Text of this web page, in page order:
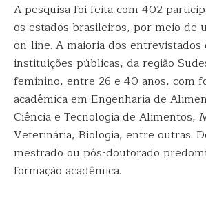
A pesquisa foi feita com 402
os estados brasileiros, por meio de
on-line. A maioria dos entrevistados
instituições públicas, da região
feminino, entre 26 e 40 anos, com
acadêmica em Engenharia de
Ciência e Tecnologia de Alimentos,
Veterinária, Biologia, entre outras.
mestrado ou pós-doutorado
formação acadêmica.